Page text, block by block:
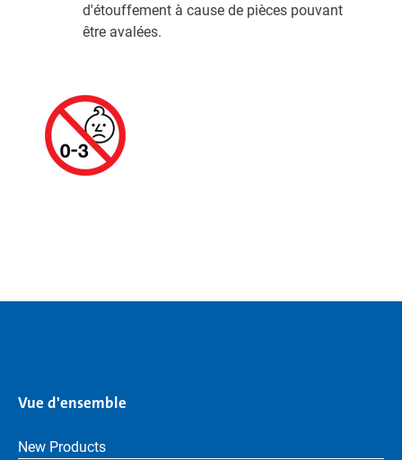
d'étouffement à cause de pièces pouvant
être avalées.
Vue d'ensemble
New Products